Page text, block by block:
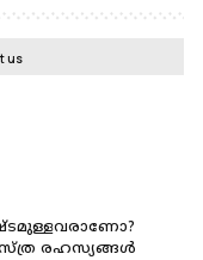
us
രഹസ്യങ്ങള്‍